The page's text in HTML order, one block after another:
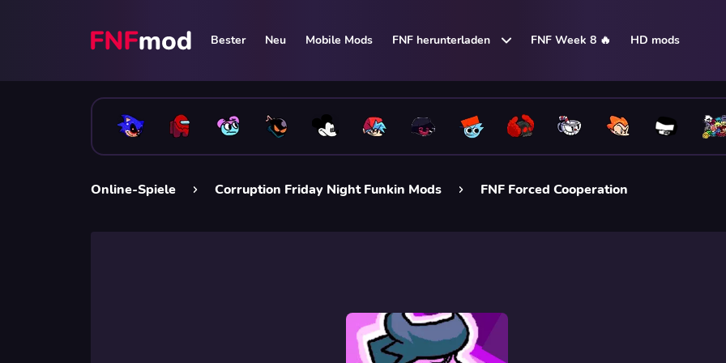
Bester Neu Mobile Mods FNF herunterladen FNF Week 8 🔥 HD mods
Online-Spiele Сorruption Friday Night Funkin Mods FNF Forced Cooperation